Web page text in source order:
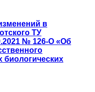
в
ТУ
№ 126-О «Об
биологических